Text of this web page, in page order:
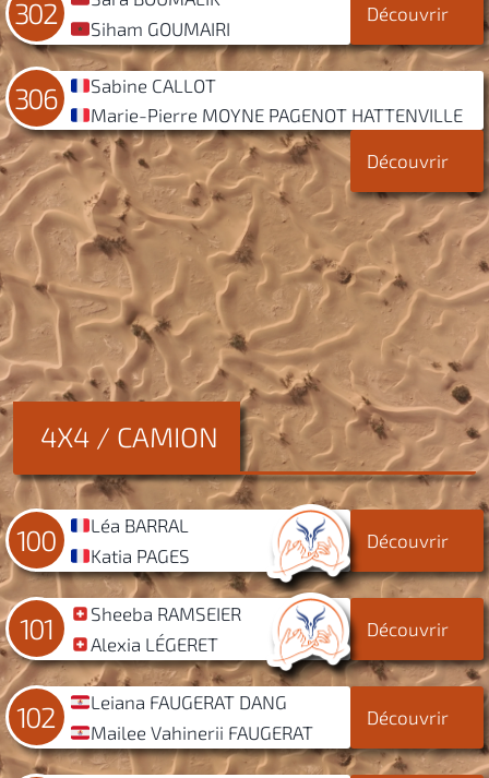
302
Siham GOUMAIRI
Découvrir
306
Sabine CALLOT
Marie-Pierre MOYNE PAGENOT HATTENVILLE
Découvrir
4X4 / CAMION
100
Léa BARRAL
Katia PAGES
Découvrir
101
Sheeba RAMSEIER
Alexia LÉGERET
Découvrir
102
Leiana FAUGERAT DANG
Mailee Vahinerii FAUGERAT
Découvrir